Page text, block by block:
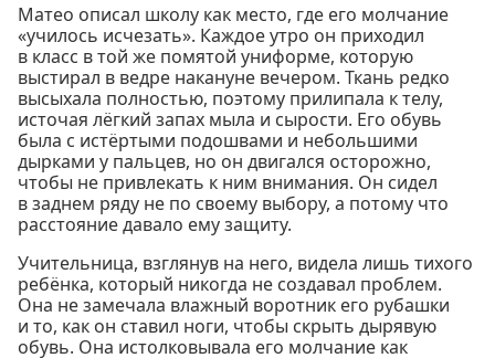
Матео описал школу как место, где его молчание
«училось исчезать». Каждое утро он приходил
в класс в той же помятой униформе, которую
выстирал в ведре накануне вечером. Ткань редко
высыхала полностью, поэтому прилипала к телу,
источая лёгкий запах мыла и сырости. Его обувь
была с истёртыми подошвами и небольшими
дырками у пальцев, но он двигался осторожно,
чтобы не привлекать к ним внимания. Он сидел
в заднем ряду не по своему выбору, а потому что
расстояние давало ему защиту.
Учительница, взглянув на него, видела лишь тихого
ребёнка, который никогда не создавал проблем.
Она не замечала влажный воротник его рубашки
и то, как он ставил ноги, чтобы скрыть дырявую
обувь. Она истолковывала его молчание как